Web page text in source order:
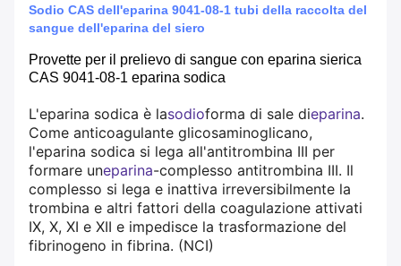
Sodio CAS dell'eparina 9041-08-1 tubi della raccolta del
sangue dell'eparina del siero
Provette per il prelievo di sangue con eparina sierica
CAS 9041-08-1 eparina sodica
L'eparina sodica è lasodioforma di sale dieparina.
Come anticoagulante glicosaminoglicano,
l'eparina sodica si lega all'antitrombina III per
formare uneparina-complesso antitrombina III. Il
complesso si lega e inattiva irreversibilmente la
trombina e altri fattori della coagulazione attivati ​​
IX, X, XI e XII e impedisce la trasformazione del
fibrinogeno in fibrina. (NCI)